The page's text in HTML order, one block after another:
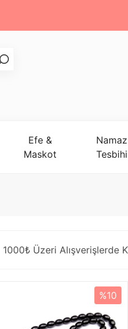
Efe &
Maskot
Namaz
Tesbihi
1000₺ Üzeri Alışverişlerde
%10